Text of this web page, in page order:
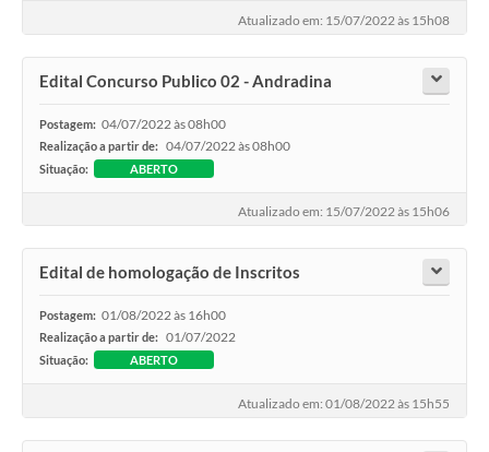
Atualizado em: 15/07/2022 às 15h08
Edital Concurso Publico 02 - Andradina
Postagem: 04/07/2022 às 08h00
Realização a partir de: 04/07/2022 às 08h00
Situação: ABERTO
Atualizado em: 15/07/2022 às 15h06
Edital de homologação de Inscritos
Postagem: 01/08/2022 às 16h00
Realização a partir de: 01/07/2022
Situação: ABERTO
Atualizado em: 01/08/2022 às 15h55